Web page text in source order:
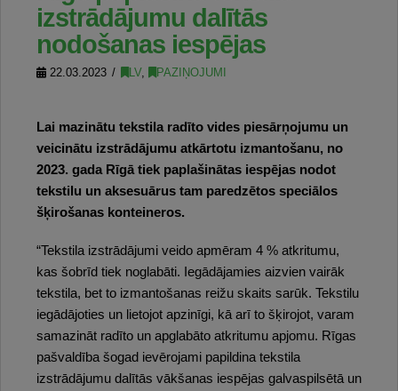
izstrādājumu dalītās
nodošanas iespējas
22.03.2023 LV, PAZIŅOJUMI
Lai mazinātu tekstila radīto vides piesārņojumu un
veicinātu izstrādājumu atkārtotu izmantošanu, no
2023. gada Rīgā tiek paplašinātas iespējas nodot
tekstilu un aksesuārus tam paredzētos speciālos
šķirošanas konteineros.
“Tekstila izstrādājumi veido apmēram 4 % atkritumu,
kas šobrīd tiek noglabāti. Iegādājamies aizvien vairāk
tekstila, bet to izmantošanas reižu skaits sarūk. Tekstilu
iegādājoties un lietojot apzinīgi, kā arī to šķirojot, varam
samazināt radīto un apglabāto atkritumu apjomu. Rīgas
pašvaldība šogad ievērojami papildina tekstila
izstrādājumu dalītās vākšanas iespējas galvaspilsētā un